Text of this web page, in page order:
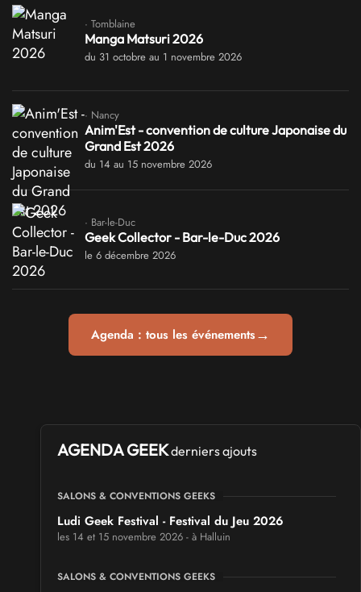
· Tomblaine
Manga Matsuri 2026
du 31 octobre au 1 novembre 2026
· Nancy
Anim'Est - convention de culture Japonaise du
Grand Est 2026
du 14 au 15 novembre 2026
· Bar-le-Duc
Geek Collector - Bar-le-Duc 2026
le 6 décembre 2026
Agenda : tous les événements→
AGENDA GEEKderniers ajouts
SALONS & CONVENTIONS GEEKS
Ludi Geek Festival - Festival du Jeu 2026
les 14 et 15 novembre 2026 - à Halluin
SALONS & CONVENTIONS GEEKS